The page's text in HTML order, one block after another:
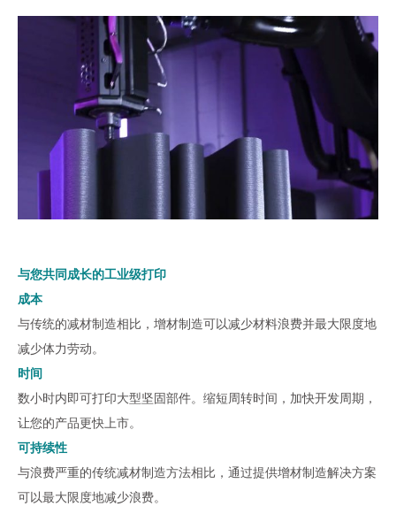
与您共同成长的工业级打印
成本
与传统的减材制造相比，增材制造可以减少材料浪费并最大限度地
减少体力劳动。
时间
数小时内即可打印大型坚固部件。缩短周转时间，加快开发周期，
让您的产品更快上市。
可持续性
与浪费严重的传统减材制造方法相比，通过提供增材制造解决方案
可以最大限度地减少浪费。